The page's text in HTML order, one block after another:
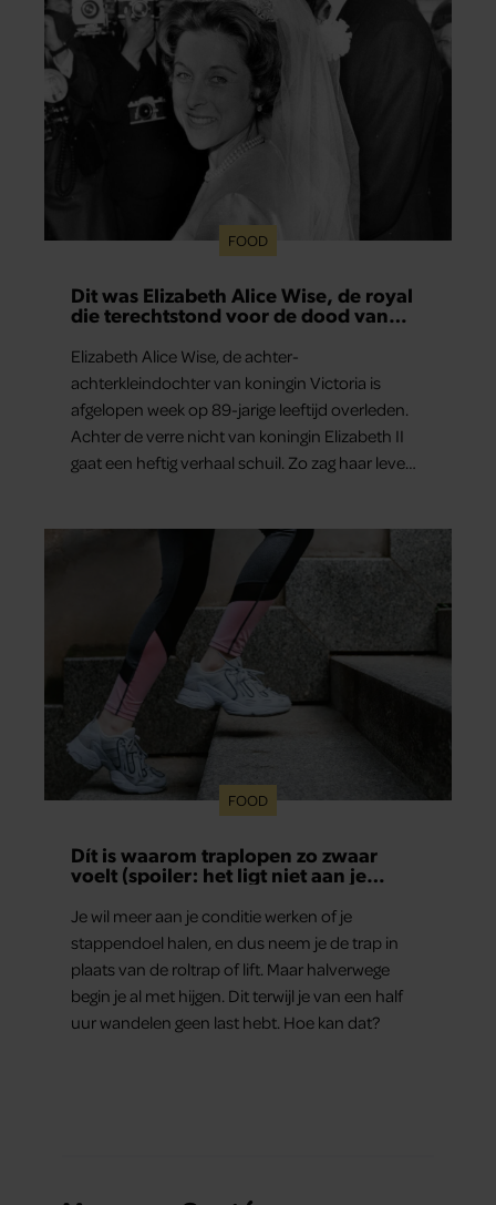
FOOD
Dit was Elizabeth Alice Wise, de royal
die terechtstond voor de dood van
Elizabeth Alice Wise, de achter-
achterkleindochter van koningin Victoria is
afgelopen week op 89-jarige leeftijd overleden.
Achter de verre nicht van koningin Elizabeth II
gaat een heftig verhaal schuil. Zo zag haar leven
FOOD
Dít is waarom traplopen zo zwaar
voelt (spoiler: het ligt niet aan je
Je wil meer aan je conditie werken of je
stappendoel halen, en dus neem je de trap in
plaats van de roltrap of lift. Maar halverwege
begin je al met hijgen. Dit terwijl je van een half
uur wandelen geen last hebt. Hoe kan dat?